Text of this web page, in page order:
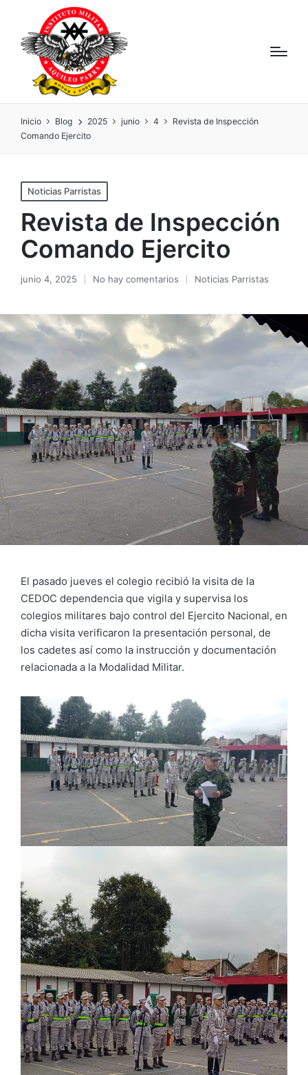
Inicio Blog 2025 junio 4
Revista de Inspección
Comando Ejercito
Noticias Parristas
Revista de Inspección
Comando Ejercito
junio 4, 2025 No hay comentarios Noticias Parristas
El pasado jueves el colegio recibió la visita de la
CEDOC dependencia que vigila y supervisa los
colegios militares bajo control del Ejercito Nacional, en
dicha visita verificaron la presentación personal, de
los cadetes así como la instrucción y documentación
relacionada a la Modalidad Militar.